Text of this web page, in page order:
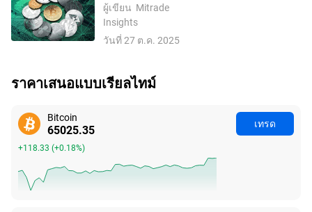
ยาวในปี 2025
ผู้เขียน Mitrade
Insights
วันที่ 27 ต.ค. 2025
ราคาเสนอแบบเรียลไทม์
Bitcoin
65025.34
+118.32 (+0.18%)
เทรด